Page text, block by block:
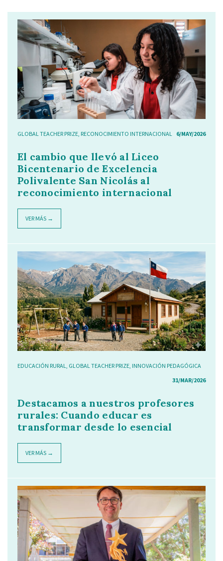
GLOBAL TEACHER PRIZE RECONOCIMIENTO INTERNACIONAL 6/MAY/2026
El cambio que llevó al Liceo
Bicentenario de Excelencia
Polivalente San Nicolás al
reconocimiento internacional
VER MÁS →
EDUCACIÓN RURAL GLOBAL TEACHER PRIZE INNOVACIÓN PEDAGÓGICA
31/MAR/2026
Destacamos a nuestros profesores
rurales: Cuando educar es
transformar desde lo esencial
VER MÁS →